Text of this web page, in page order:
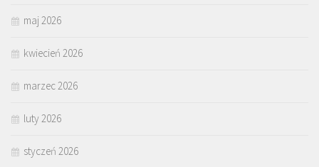
maj 2026
kwiecień 2026
marzec 2026
luty 2026
styczeń 2026